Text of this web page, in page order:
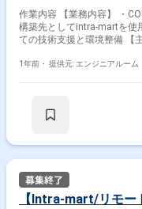
作業内容 【業務内容】 ・COBOLで構築された既存システムの再構築 ・再
構築先としてintra-martを使用したシステ
ての技術支援と環境整備 【主な業務】 ・intra-mart上での新システム設
基盤の構築（共通部品、認証、ログ管理など
1年前・ 提供元: エンジニアルーム
【Intra-mart/リモー